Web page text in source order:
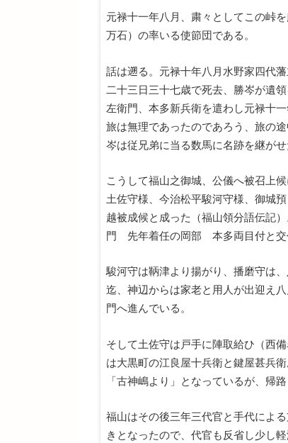
元禄十一年八月、粛々としてこの峠
万石）の率いる使節団である。
話は遡る。元禄十年八月水野家四代
二十三日三十七歳で死去、勝岑が遺
左衛門、本多新兵衛を遣わし元禄十
旅は無理であったのであろう、旅の
岑は従兄弟に当る数馬に名跡を継がせ
こうして福山之御城、公儀へ被召上
土佐守様、今治松平駿河守様、御城
越被成候と成った（福山領分語伝
門 先年着任の岡部 本多両目付と交
駿河守は鞆津より揚がり、播磨守は
迄、神辺からは家老と用人が出迎え
門へ進んでいる。
そして土佐守は戸手に陣取給ひ（西
は大黒町の江良屋十兵衛と鍵屋甚兵
「古神嶋より」となっているが、帰
福山はその後三年三代官と手代によ
きとなったので、代官も反省し少し軽